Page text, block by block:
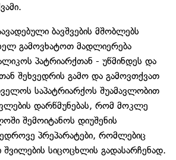
ბავშვების მშობლებს
გამოვხატოთ მადლიერება
პატრიარქთან - უწმინდეს და
შეხვედრის გამო და გამოვთქვათ
საპატრიარქოს შუამავლობით
დარწმუნებას, რომ მოკლე
შემოიტანოს დიუშენის
პრეპარატები, რომლებიც
შვილების სიცოცხლის გადასარჩენად.